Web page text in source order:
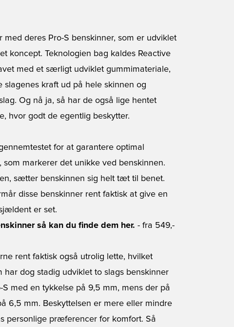
deres Pro-S benskinner, som er udviklet
koncept. Teknologien bag kaldes Reactive
med et særligt udviklet gummimateriale,
kraft ud på hele skinnen og
Og nå ja, så har de også lige hentet
hvor godt de egentlig beskytter.
for at garantere optimal
markerer det unikke ved benskinnen.
sætter benskinnen sig helt tæt til benet.
disse benskinner rent faktisk at give en
er set.
så kan du finde dem her. - fra 549,-
rent faktisk også utrolig lette, hvilket
har dog stadig udviklet to slags benskinner
med en tykkelse på 9,5 mm, mens der på
6,5 mm. Beskyttelsen er mere eller mindre
personlige præferencer for komfort. Så